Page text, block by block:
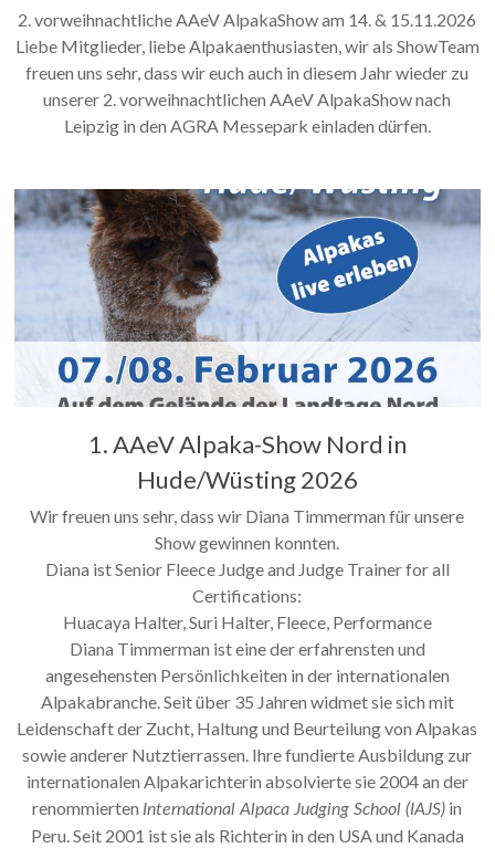
2. vorweihnachtliche AAeV AlpakaShow am 14. & 15.11.2026
Liebe Mitglieder, liebe Alpakaenthusiasten, wir als ShowTeam
freuen uns sehr, dass wir euch auch in diesem Jahr wieder zu
unserer 2. vorweihnachtlichen AAeV AlpakaShow nach
Leipzig in den AGRA Messepark einladen dürfen.
1. AAeV Alpaka-Show Nord in
Hude/Wüsting 2026
Wir freuen uns sehr, dass wir Diana Timmerman für unsere
Show gewinnen konnten.
Diana ist Senior Fleece Judge and Judge Trainer for all
Certifications:
Huacaya Halter, Suri Halter, Fleece, Performance
Diana Timmerman ist eine der erfahrensten und
angesehensten Persönlichkeiten in der internationalen
Alpakabranche. Seit über 35 Jahren widmet sie sich mit
Leidenschaft der Zucht, Haltung und Beurteilung von Alpakas
sowie anderer Nutztierrassen. Ihre fundierte Ausbildung zur
internationalen Alpakarichterin absolvierte sie 2004 an der
renommierten International Alpaca Judging School (IAJS) in
Peru. Seit 2001 ist sie als Richterin in den USA und Kanada